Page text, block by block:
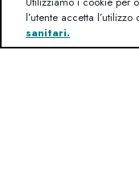
l’utente accetta
sanitari.